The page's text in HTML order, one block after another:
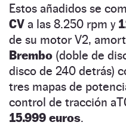
Estos añadidos se
CV a las 8.250 rpm y
de su motor V2,
Brembo (doble de
disco de 240 detrás)
tres mapas de
control de tracción
15.999 euros.